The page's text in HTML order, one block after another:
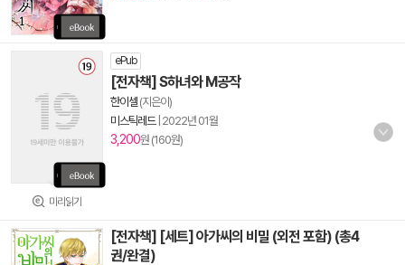
미리읽기
ePub
[전자책] S하녀와 M공작
한이셀 (지은이)
미스틱레드| 2022년 01월
3,200원 (160원)
[전자책] [세트] 아가씨의 비밀 (외전 포함) (총4
권/완결)